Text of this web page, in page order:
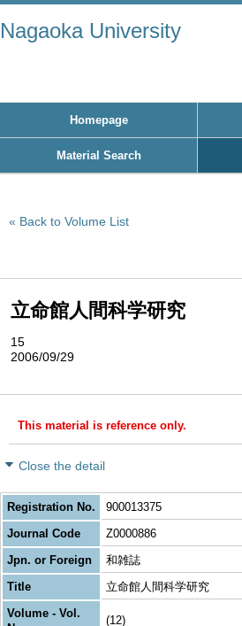
Nagaoka University
Homepage
Material Search
Back to Volume List
立命館人間科学研究
15
2006/09/29
This material is reference only.
Close the detail
Registration No.
900013375
Journal Code
Z0000886
Jpn. or Foreign
和雑誌
Title
立命館人間科学研究
Volume - Vol.
(12)